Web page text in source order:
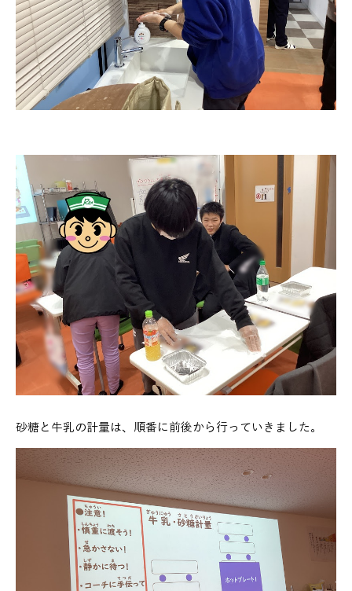
砂糖と牛乳の計量は、順番に前後から行っていきました。